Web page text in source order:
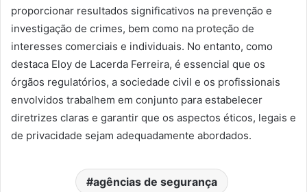
proporcionar resultados significativos na prevenção e
investigação de crimes, bem como na proteção de
interesses comerciais e individuais. No entanto, como
destaca Eloy de Lacerda Ferreira, é essencial que os
órgãos regulatórios, a sociedade civil e os profissionais
envolvidos trabalhem em conjunto para estabelecer
diretrizes claras e garantir que os aspectos éticos, legais e
de privacidade sejam adequadamente abordados.
agências de segurança